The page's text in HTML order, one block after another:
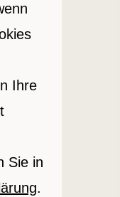
Ihre
Sie in
.